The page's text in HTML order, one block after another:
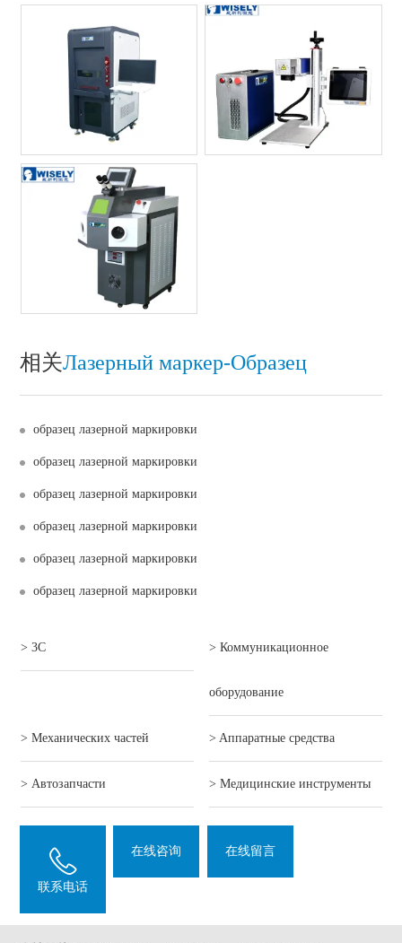
相关Лазерный маркер-Oбразец
образец лазерной маркировки
образец лазерной маркировки
образец лазерной маркировки
образец лазерной маркировки
образец лазерной маркировки
образец лазерной маркировки
> 3C > Коммуникационное
оборудование
> Механических частей > Aппаратные средства
> Автозапчасти > Mедицинские инструменты
联系电话
在线咨询 在线留言